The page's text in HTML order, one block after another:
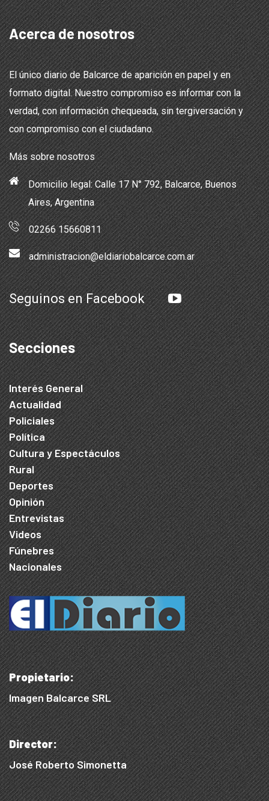
Acerca de nosotros
El único diario de Balcarce de aparición en papel y en
formato digital. Nuestro compromiso es informar con la
verdad, con información chequeada, sin tergiversación y
con compromiso con el ciudadano.
Más sobre nosotros
Domicilio legal: Calle 17 N° 792, Balcarce, Buenos
Aires, Argentina
02266 15660811
administracion@eldiariobalcarce.com.ar
Seguinos en Facebook
Secciones
Interés General
Actualidad
Policiales
Política
Cultura y Espectáculos
Rural
Deportes
Opinión
Entrevistas
Videos
Fúnebres
Nacionales
Propietario:
Imagen Balcarce SRL
Director:
José Roberto Simonetta